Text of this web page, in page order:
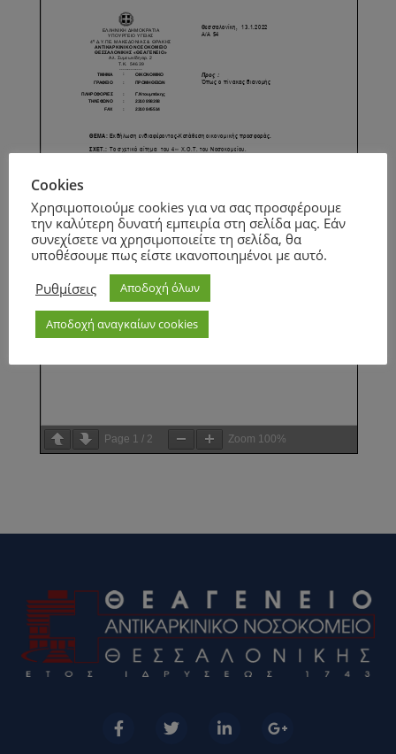
Page 1 / 2 Zoom 100%
Cookies
Χρησιμοποιούμε cookies για να σας προσφέρουμε
την καλύτερη δυνατή εμπειρία στη σελίδα μας. Εάν
συνεχίσετε να χρησιμοποιείτε τη σελίδα, θα
υποθέσουμε πως είστε ικανοποιημένοι με αυτό.
Ρυθμίσεις
Αποδοχή όλων
Αποδοχή αναγκαίων cookies